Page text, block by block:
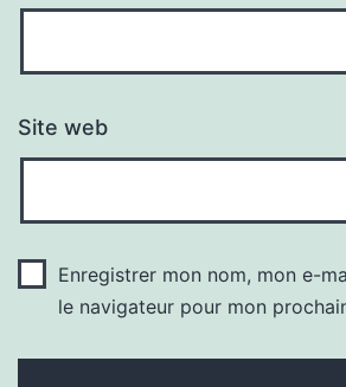
Site web
Enregistrer mon nom, mon e-
le navigateur pour mon